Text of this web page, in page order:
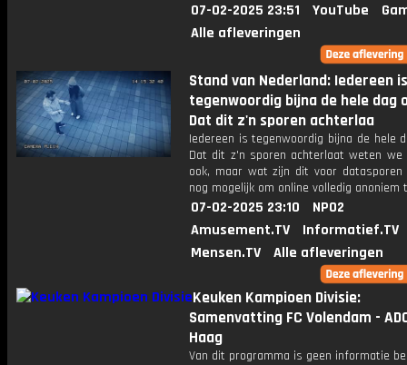
07-02-2025 23:51 YouTube
Alle afleveringen
Stand van Nederland: Iedereen is
tegenwoordig bijna de hele dag
Dat dit z'n sporen achterlaa
Iedereen is tegenwoordig bijna de hele
Dat dit z'n sporen achterlaat weten we
ook, maar wat zijn dit voor
nog mogelijk om online volledig anoniem
07-02-2025 23:10
NPO2
Amusement.TV
Informatief.TV
Mensen.TV
Alle afleveringen
Keuken Kampioen Divisie:
Samenvatting FC Volendam -
Haag
Van dit programma is geen informatie